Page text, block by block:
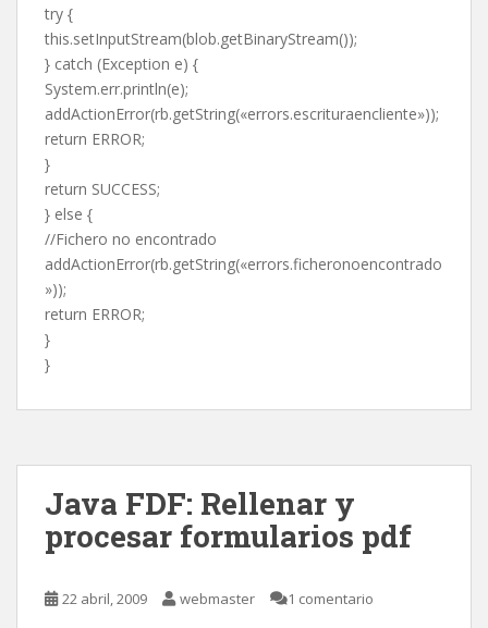
try {
this.setInputStream(blob.getBinaryStream());
} catch (Exception e) {
System.err.println(e);
addActionError(rb.getString(«errors.escrituraencliente»));
return ERROR;
}
return SUCCESS;
} else {
//Fichero no encontrado
addActionError(rb.getString(«errors.ficheronoencontrado
»));
return ERROR;
}
}
Java FDF: Rellenar y
procesar formularios pdf
22 abril, 2009 webmaster 1 comentario